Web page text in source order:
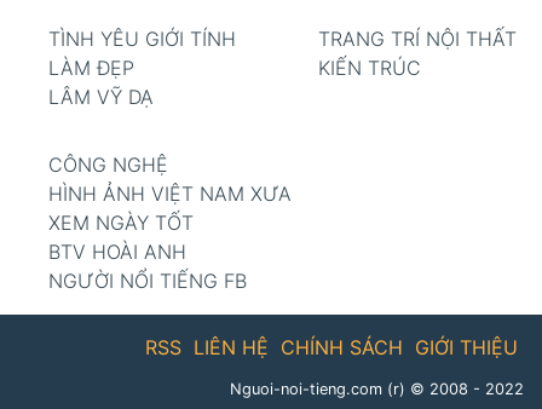
TÌNH YÊU GIỚI TÍNH
LÀM ĐẸP
LÂM VỸ DẠ
TRANG TRÍ NỘI THẤT
KIẾN TRÚC
CÔNG NGHỆ
HÌNH ẢNH VIỆT NAM XƯA
XEM NGÀY TỐT
BTV HOÀI ANH
NGƯỜI NỔI TIẾNG FB
GIỚI THIỆU
CHÍNH SÁCH
LIÊN HỆ
RSS
Nguoi-noi-tieng.com (r) © 2008 - 2022